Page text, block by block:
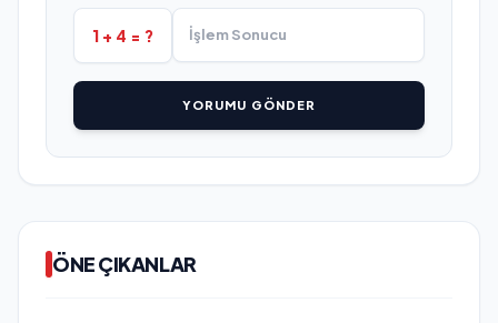
1 + 4 = ?
YORUMU GÖNDER
ÖNE ÇIKANLAR